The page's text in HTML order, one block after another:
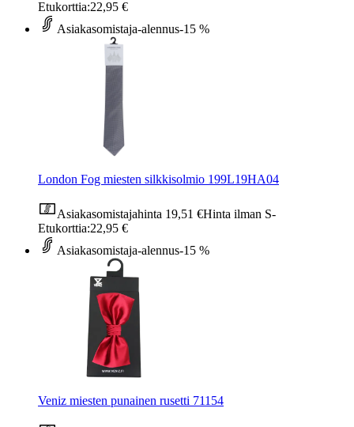
Etukorttia:22,95 €
Asiakasomistaja-alennus-15 %
London Fog miesten silkkisolmio 199L19HA04
Asiakasomistajahinta 19,51 €Hinta ilman S-
Etukorttia:22,95 €
Asiakasomistaja-alennus-15 %
Veniz miesten punainen rusetti 71154